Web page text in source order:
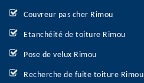
Couvreur pas cher Rimou
Etanchéité de toiture Rimou
Pose de velux Rimou
Recherche de fuite toiture Rimou